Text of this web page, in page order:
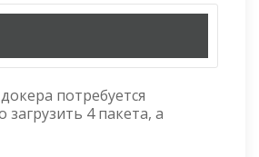
потребуется
4 пакета, а